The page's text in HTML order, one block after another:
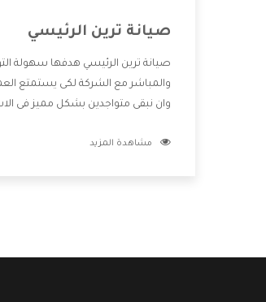
صيانة ترين الرئيسي
صيانة ترين الرئيسي هدفها سهولة
والمباشر مع الشركة لكى يستمتع
وان نبقى متواجدين بشكل مميز فى
بالخدمات التى تنفرد الشركة بها والتى
مشاهدة المزيد